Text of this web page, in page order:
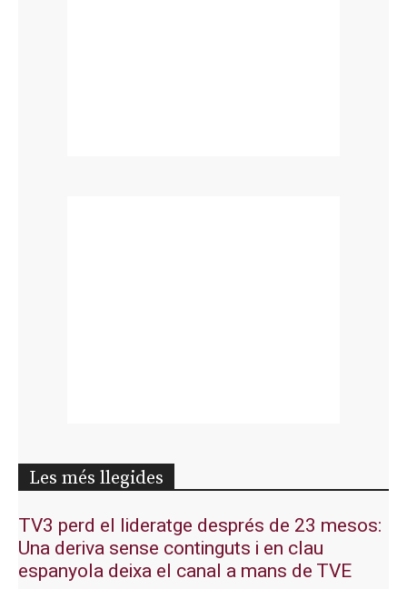
Les més llegides
TV3 perd el lideratge després de 23 mesos:
Una deriva sense continguts i en clau
espanyola deixa el canal a mans de TVE